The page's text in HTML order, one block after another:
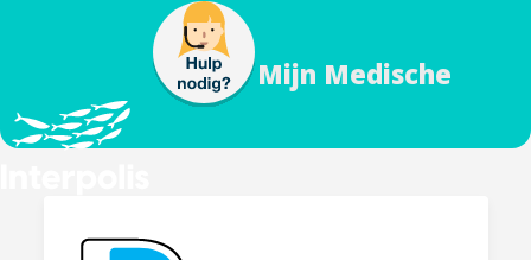
Mijn Medische